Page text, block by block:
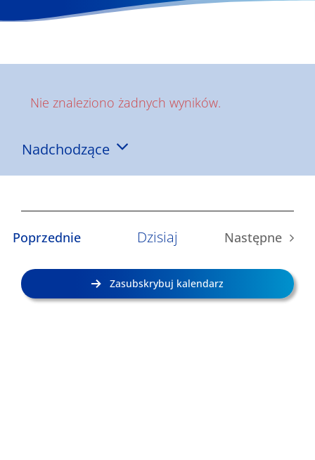
Powiadomienie
Nie znaleziono żadnych wyników.
Nadchodzące
Wybierz
PoprzednieWydarzeniaDzisiaj
Następne
Zasubskrybuj kalendarz